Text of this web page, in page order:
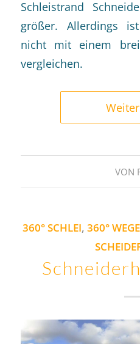
Schleistrand
größer. Allerdings
nicht mit einem
vergleichen.
VON
360° SCHLEI,360° WEGE